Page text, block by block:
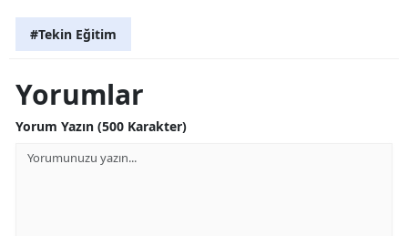
#Tekin Eğitim
Yorumlar
Yorum Yazın (500 Karakter)